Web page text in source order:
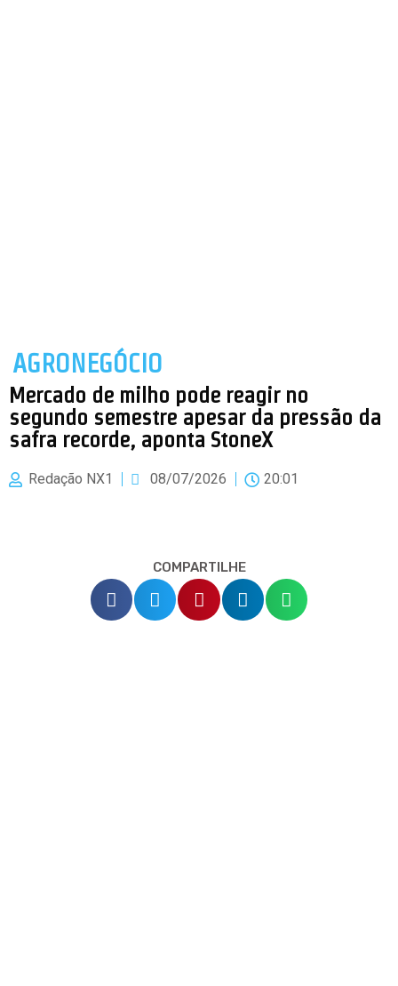
AGRONEGÓCIO
Mercado de milho pode reagir no
segundo semestre apesar da pressão da
safra recorde, aponta StoneX
Redação NX1 08/07/2026 20:01
COMPARTILHE